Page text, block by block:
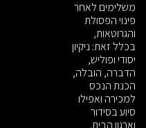
משלימים לאחר
פינוי הפסולת
והגרוטאות,
בכלל זאת: ניקיון
יסודי ופוליש,
הדברה, הובלה,
הכנת הנכס
למכירה ואפילו
סיוע בסידור
וארגון הבית.